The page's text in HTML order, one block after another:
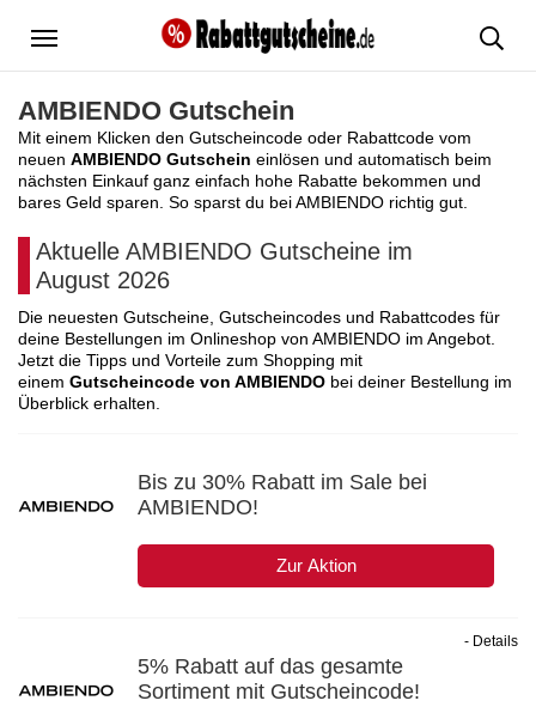
Menü
AMBIENDO Gutschein
Mit einem Klicken den Gutscheincode oder Rabattcode vom
neuen AMBIENDO Gutschein einlösen und automatisch beim
nächsten Einkauf ganz einfach hohe Rabatte bekommen und
bares Geld sparen. So sparst du bei AMBIENDO richtig gut.
Aktuelle AMBIENDO Gutscheine im
August 2026
Die neuesten Gutscheine, Gutscheincodes und Rabattcodes für
deine Bestellungen im Onlineshop von AMBIENDO im Angebot.
Jetzt die Tipps und Vorteile zum Shopping mit
einem Gutscheincode von AMBIENDO bei deiner Bestellung im
Überblick erhalten.
Bis zu 30% Rabatt im Sale bei
AMBIENDO!
Zur Aktion
5% Rabatt auf das gesamte
Sortiment mit Gutscheincode!
- Details